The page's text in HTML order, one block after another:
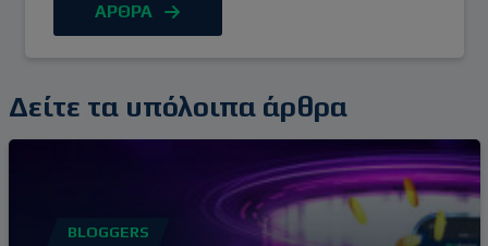
άδεια και στις λίγες “νεκρές” στοιχηματικές
περιόδους οι συναυλίες (που ιδανικά συνδυάζονται
ΑΡΘΡΑ
Δείτε τα υπόλοιπα άρθρα
BLOGGERS